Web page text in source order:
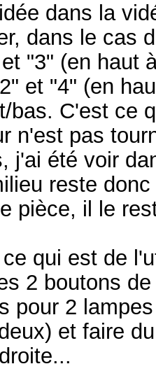
dans la
dans le cas
"3" (en haut
et "4" (en
bas. C'est ce
n'est pas
j'ai été voir
reste
pièce, il le
qui est de
2 boutons
pour 2
et faire